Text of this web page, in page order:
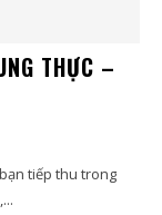
THỰC –
tiếp thu trong